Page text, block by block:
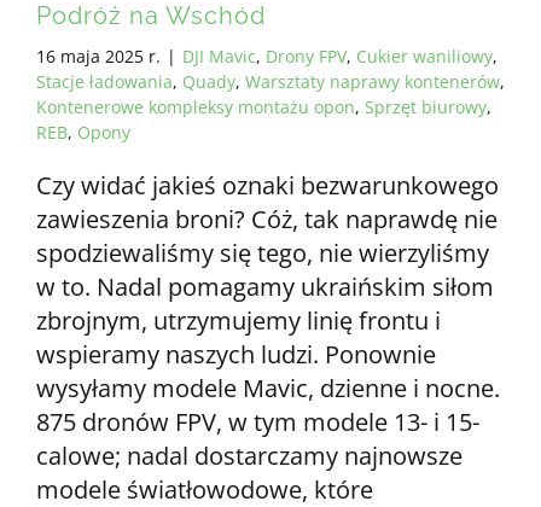
Podróż na Wschód
16 maja 2025 r. | DJI Mavic, Drony FPV, Cukier waniliowy,
Stacje ładowania, Quady, Warsztaty naprawy kontenerów,
Kontenerowe kompleksy montażu opon, Sprzęt biurowy,
REB, Opony
Czy widać jakieś oznaki bezwarunkowego
zawieszenia broni? Cóż, tak naprawdę nie
spodziewaliśmy się tego, nie wierzyliśmy
w to. Nadal pomagamy ukraińskim siłom
zbrojnym, utrzymujemy linię frontu i
wspieramy naszych ludzi. Ponownie
wysyłamy modele Mavic, dzienne i nocne.
875 dronów FPV, w tym modele 13- i 15-
calowe; nadal dostarczamy najnowsze
modele światłowodowe, które